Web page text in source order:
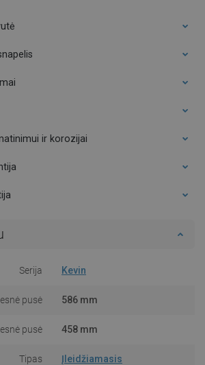
ir korozijai
Serija Kevin
pusė 586 mm
pusė 458 mm
Tipas Įleidžiamasis